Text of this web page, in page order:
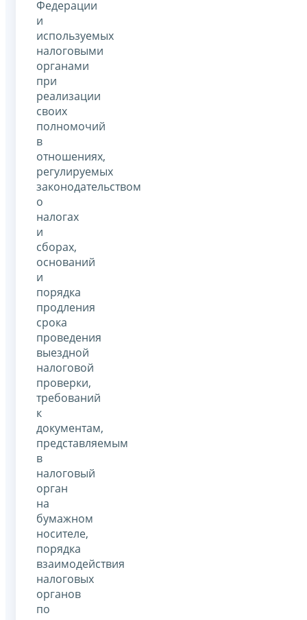
Федерации
и
используемых
налоговыми
органами
при
реализации
своих
полномочий
в
отношениях,
регулируемых
законодательством
о
налогах
и
сборах,
оснований
и
порядка
продления
срока
проведения
выездной
налоговой
проверки,
требований
к
документам,
представляемым
в
налоговый
орган
на
бумажном
носителе,
порядка
взаимодействия
налоговых
органов
по